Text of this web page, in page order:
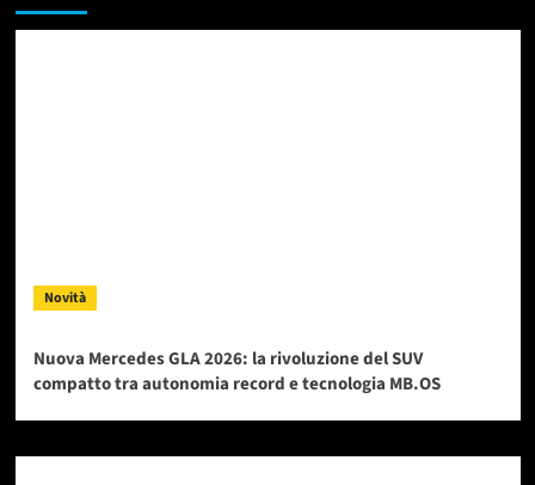
Novità
Nuova Mercedes GLA 2026: la rivoluzione del SUV
compatto tra autonomia record e tecnologia MB.OS